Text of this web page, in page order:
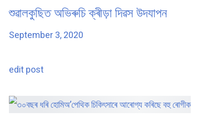
শুৱালকুছিত অভিৰুচি ক্ৰীড়া দিৱস উদযাপন
September 3, 2020
edit post